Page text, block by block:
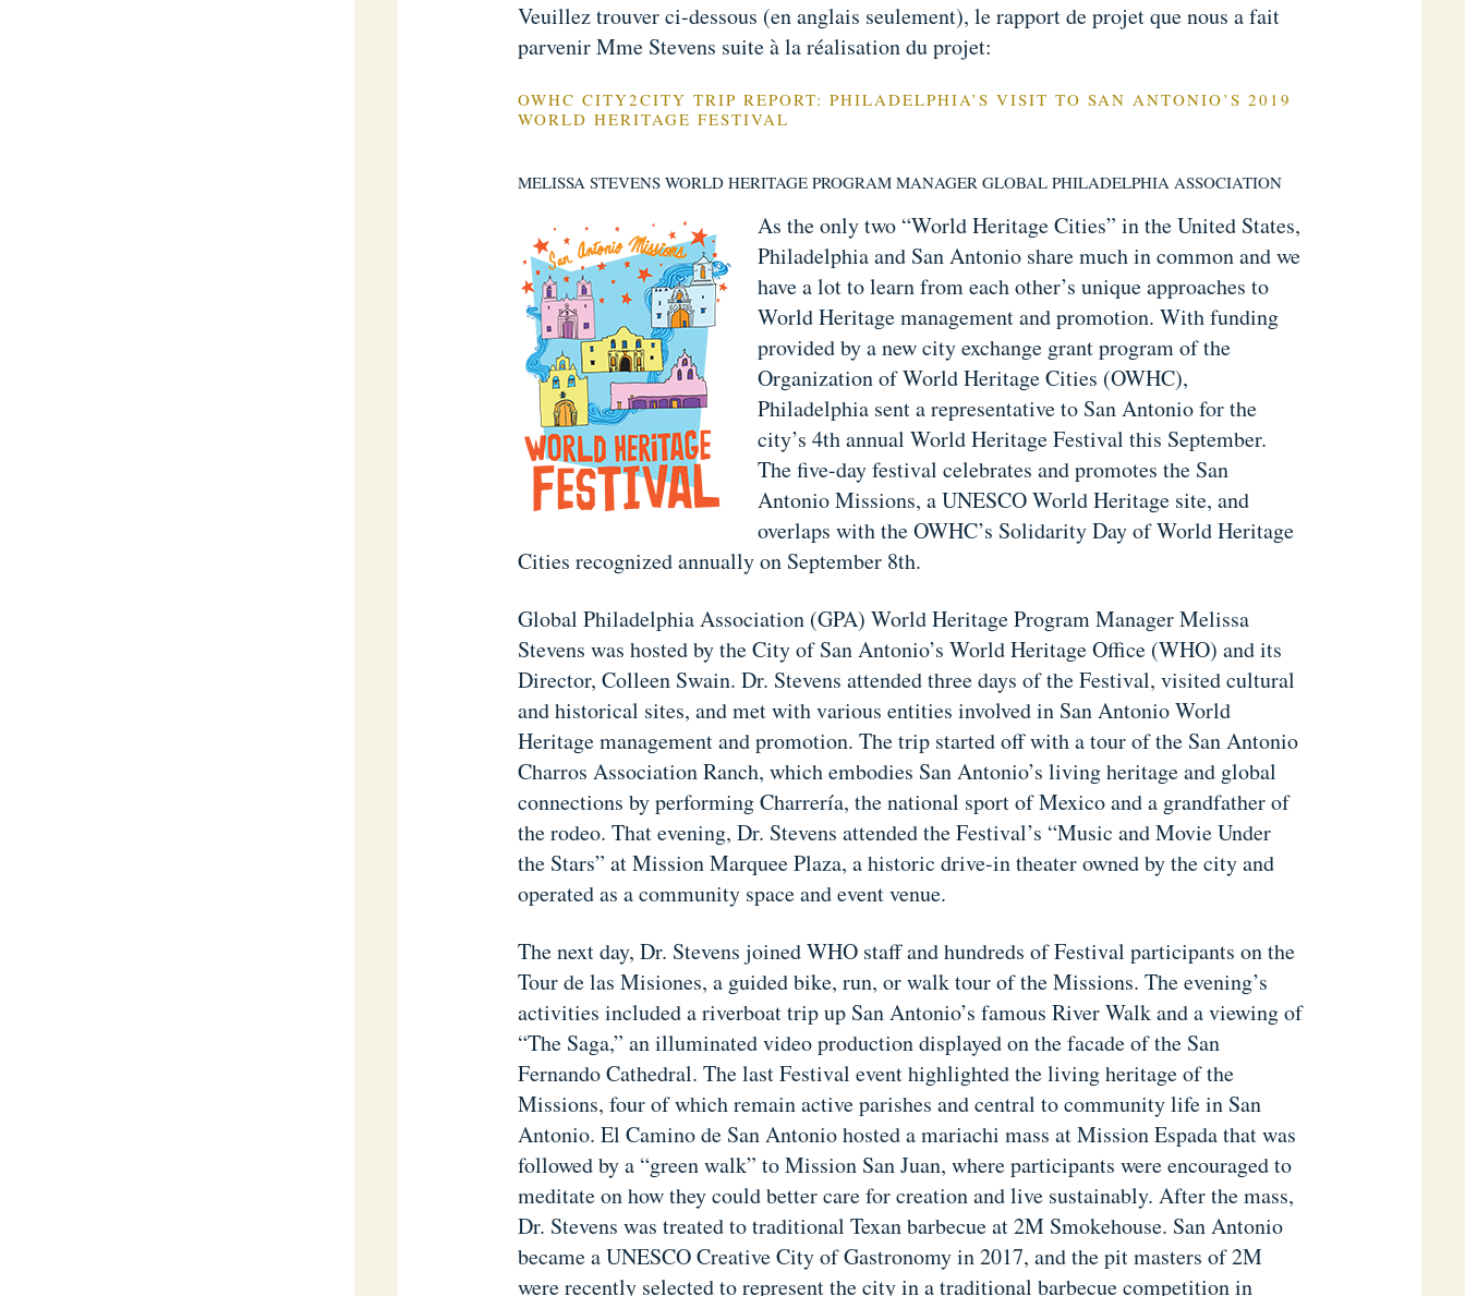
Veuillez trouver ci-dessous (en anglais seulement), le rapport de projet que nous a fait
parvenir Mme Stevens suite à la réalisation du projet:
OWHC CITY2CITY TRIP REPORT: PHILADELPHIA’S VISIT TO SAN ANTONIO’S 2019
WORLD HERITAGE FESTIVAL
MELISSA STEVENS WORLD HERITAGE PROGRAM MANAGER GLOBAL PHILADELPHIA ASSOCIATION
As the only two “World Heritage Cities” in the United States,
Philadelphia and San Antonio share much in common and we
have a lot to learn from each other’s unique approaches to
World Heritage management and promotion. With funding
provided by a new city exchange grant program of the
Organization of World Heritage Cities (OWHC),
Philadelphia sent a representative to San Antonio for the
city’s 4th annual World Heritage Festival this September.
The five-day festival celebrates and promotes the San
Antonio Missions, a UNESCO World Heritage site, and
overlaps with the OWHC’s Solidarity Day of World Heritage
Cities recognized annually on September 8th.
Global Philadelphia Association (GPA) World Heritage Program Manager Melissa
Stevens was hosted by the City of San Antonio’s World Heritage Office (WHO) and its
Director, Colleen Swain. Dr. Stevens attended three days of the Festival, visited cultural
and historical sites, and met with various entities involved in San Antonio World
Heritage management and promotion. The trip started off with a tour of the San Antonio
Charros Association Ranch, which embodies San Antonio’s living heritage and global
connections by performing Charrería, the national sport of Mexico and a grandfather of
the rodeo. That evening, Dr. Stevens attended the Festival’s “Music and Movie Under
the Stars” at Mission Marquee Plaza, a historic drive-in theater owned by the city and
operated as a community space and event venue.
The next day, Dr. Stevens joined WHO staff and hundreds of Festival participants on the
Tour de las Misiones, a guided bike, run, or walk tour of the Missions. The evening’s
activities included a riverboat trip up San Antonio’s famous River Walk and a viewing of
“The Saga,” an illuminated video production displayed on the facade of the San
Fernando Cathedral. The last Festival event highlighted the living heritage of the
Missions, four of which remain active parishes and central to community life in San
Antonio. El Camino de San Antonio hosted a mariachi mass at Mission Espada that was
followed by a “green walk” to Mission San Juan, where participants were encouraged to
meditate on how they could better care for creation and live sustainably. After the mass,
Dr. Stevens was treated to traditional Texan barbecue at 2M Smokehouse. San Antonio
became a UNESCO Creative City of Gastronomy in 2017, and the pit masters of 2M
were recently selected to represent the city in a traditional barbecue competition in